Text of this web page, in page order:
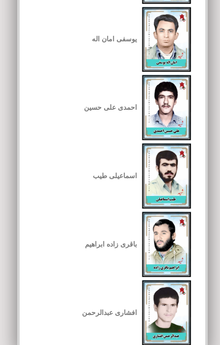
یوسفی امان اله
احمدی علی حسین
اسماعیلی طیب
باقری زاده ابراهیم
افشاری عبدالرحمن